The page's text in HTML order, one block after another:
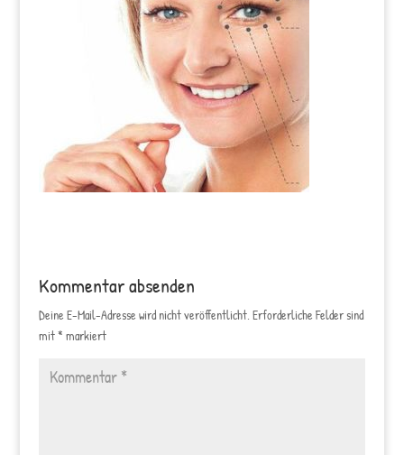
Kommentar absenden
Deine E-Mail-Adresse wird nicht veröffentlicht. Erforderliche Felder sind
mit* markiert